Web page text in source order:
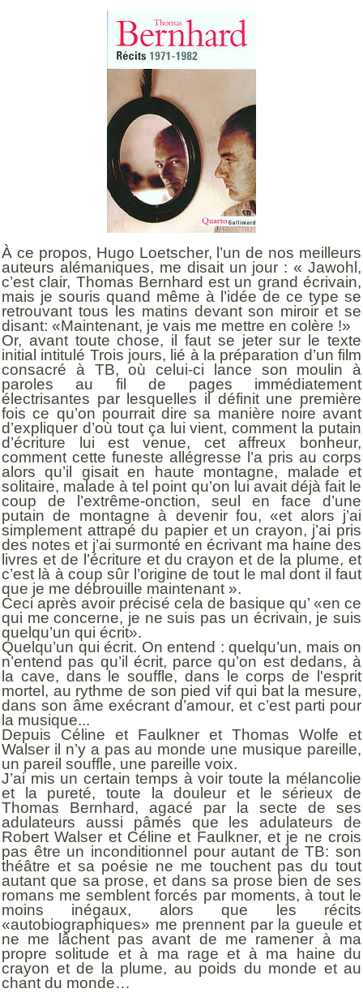
À ce propos, Hugo Loetscher, l’un de nos meilleurs
auteurs alémaniques, me disait un jour : « Jawohl,
c’est clair, Thomas Bernhard est un grand écrivain,
mais je souris quand même à l’idée de ce type se
retrouvant tous les matins devant son miroir et se
disant: «Maintenant, je vais me mettre en colère !»
Or, avant toute chose, il faut se jeter sur le texte
initial intitulé Trois jours, lié à la préparation d’un film
consacré à TB, où celui-ci lance son moulin à
paroles au fil de pages immédiatement
électrisantes par lesquelles il définit une première
fois ce qu’on pourrait dire sa manière noire avant
d’expliquer d’où tout ça lui vient, comment la putain
d’écriture lui est venue, cet affreux bonheur,
comment cette funeste allégresse l’a pris au corps
alors qu’il gisait en haute montagne, malade et
solitaire, malade à tel point qu’on lui avait déjà fait le
coup de l’extrême-onction, seul en face d’une
putain de montagne à devenir fou, «et alors j’ai
simplement attrapé du papier et un crayon, j’ai pris
des notes et j’ai surmonté en écrivant ma haine des
livres et de l’écriture et du crayon et de la plume, et
c’est là à coup sûr l’origine de tout le mal dont il faut
que je me débrouille maintenant ».
Ceci après avoir précisé cela de basique qu’ «en ce
qui me concerne, je ne suis pas un écrivain, je suis
quelqu’un qui écrit».
Quelqu’un qui écrit. On entend : quelqu’un, mais on
n’entend pas qu’il écrit, parce qu’on est dedans, à
la cave, dans le souffle, dans le corps de l'esprit
mortel, au rythme de son pied vif qui bat la mesure,
dans son âme exécrant d’amour, et c’est parti pour
la musique...
Depuis Céline et Faulkner et Thomas Wolfe et
Walser il n’y a pas au monde une musique pareille,
un pareil souffle, une pareille voix.
J’ai mis un certain temps à voir toute la mélancolie
et la pureté, toute la douleur et le sérieux de
Thomas Bernhard, agacé par la secte de ses
adulateurs aussi pâmés que les adulateurs de
Robert Walser et Céline et Faulkner, et je ne crois
pas être un inconditionnel pour autant de TB: son
théâtre et sa poésie ne me touchent pas du tout
autant que sa prose, et dans sa prose bien de ses
romans me semblent forcés par moments, à tout le
moins inégaux, alors que les récits
«autobiographiques» me prennent par la gueule et
ne me lâchent pas avant de me ramener à ma
propre solitude et à ma rage et à ma haine du
crayon et de la plume, au poids du monde et au
chant du monde…